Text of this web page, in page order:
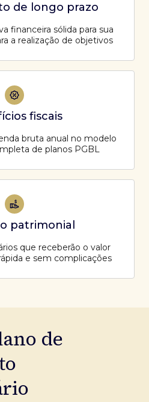
de longo prazo
financeira sólida para sua
a realização de objetivos
fiscais
bruta anual no modelo
de planos PGBL
patrimonial
que receberão o valor
e sem complicações
de